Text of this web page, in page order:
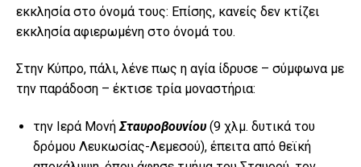
εκκλησία στο όνομά τους: Επίσης, κανείς δεν κτίζει
εκκλησία αφιερωμένη στο όνομά του.
Στην Κύπρο, πάλι, λένε πως η αγία ίδρυσε – σύμφωνα με
την παράδοση – έκτισε τρία μοναστήρια:
την Ιερά Μονή Σταυροβουνίου (9 χλμ. δυτικά του
δρόμου Λευκωσίας-Λεμεσού), έπειτα από θεϊκή